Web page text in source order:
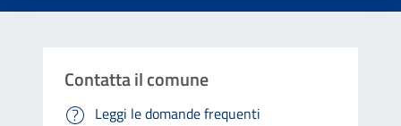
Contatta il comune
Leggi le domande frequenti